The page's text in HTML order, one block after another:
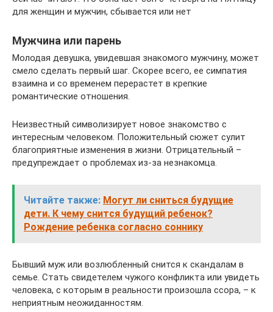
для женщин и мужчин, сбывается или нет
Мужчина или парень
Молодая девушка, увидевшая знакомого мужчину, может
смело сделать первый шаг. Скорее всего, ее симпатия
взаимна и со временем перерастет в крепкие
романтические отношения.
Неизвестный символизирует новое знакомство с
интересным человеком. Положительный сюжет сулит
благоприятные изменения в жизни. Отрицательный –
предупреждает о проблемах из-за незнакомца.
Читайте также: Могут ли сниться будущие
дети. К чему снится будущий ребенок?
Рождение ребенка согласно соннику
Бывший муж или возлюбленный снится к скандалам в
семье. Стать свидетелем чужого конфликта или увидеть
человека, с которым в реальности произошла ссора, – к
неприятным неожиданностям.